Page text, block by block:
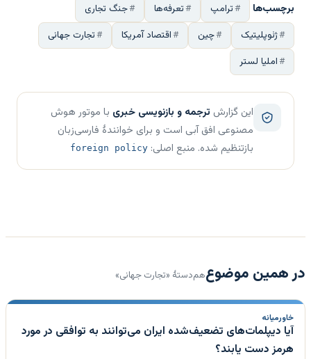
برچسب‌ها ترامپ تعرفه‌ها
جنگ تجاری
ژئوپلیتیک
چین اقتصاد آمریکا
تجارت جهانی
املیا لستر
این گزارش ترجمه و بازنویسی خبری با موتور هوش
مصنوعی افق آبی است و برای خوانندهٔ فارسی‌زبان
بازتنظیم شده. منبع اصلی: foreign policy
در همین موضوعهم‌دستهٔ «تجارت جهانی»
خاورمیانه
آیا دیپلمات‌های تضعیف‌شده ایران می‌توانند به توافقی در مورد
هرمز دست یابند؟